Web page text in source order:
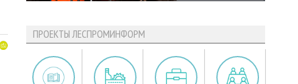
ПРОЕКТЫ ЛЕСПРОМИНФОРМ